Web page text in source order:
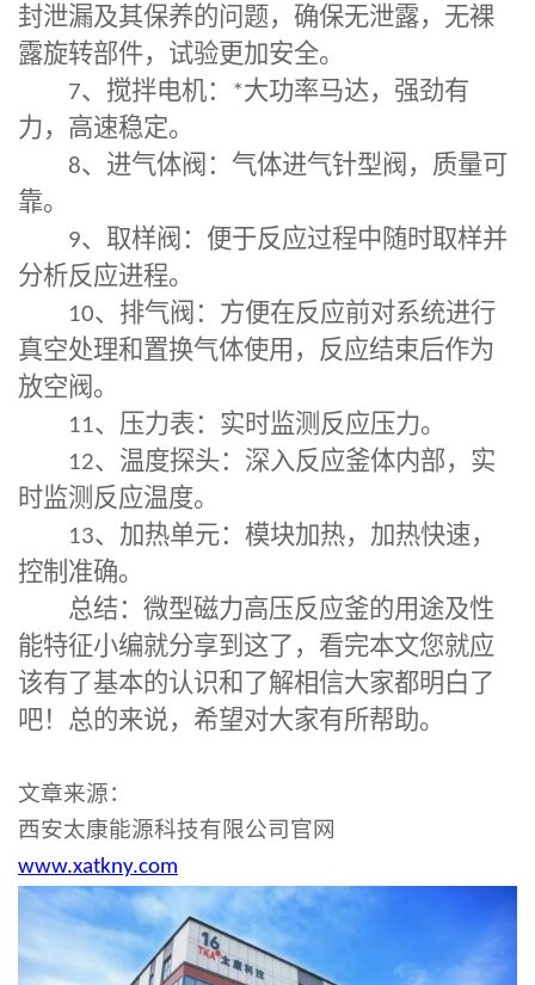
封泄漏及其保养的问题，确保无泄露，无裸
露旋转部件，试验更加安全。
7、搅拌电机： *大功率马达，强劲有
力，高速稳定。
8、进气体阀：气体进气针型阀，质量可
靠。
9、取样阀：便于反应过程中随时取样并
分析反应进程。
10、排气阀：方便在反应前对系统进行
真空处理和置换气体使用，反应结束后作为
放空阀。
11、压力表：实时监测反应压力。
12、温度探头：深入反应釜体内部，实
时监测反应温度。
13、加热单元：模块加热，加热快速，
控制准确。
总结： 微型磁力高压反应釜的用途及性
能特征小编就分享到这了，看完本文您就应
该有了基本的认识和了解相信大家都明白了
吧！总的来说，希望对大家有所帮助。
文章来源：
西安太康能源科技有限公司官网
www.xatkny.com